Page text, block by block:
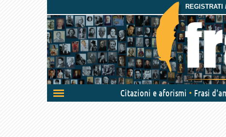
REGISTRATI
Attiva/disattiva
navigazione
Citazioni e aforismi Frasi